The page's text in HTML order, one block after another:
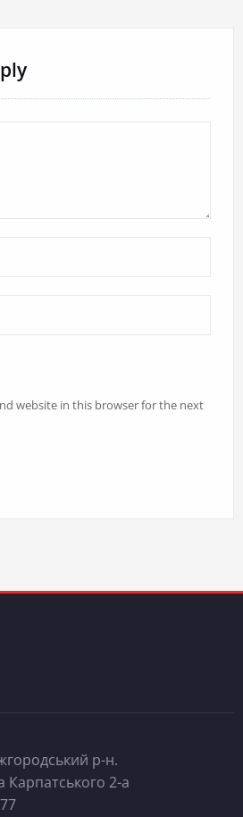
website in this browser for the next
р-н.
Карпатського 2-а